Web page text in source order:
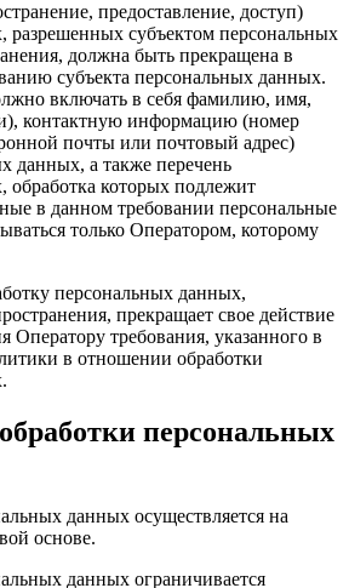
предоставление, доступ)
разрешенных субъектом персональных
должна быть прекращена в
субъекта персональных данных.
включать в себя фамилию, имя,
контактную информацию (номер
почты или почтовый адрес)
данных, а также перечень
обработка которых подлежит
в данном требовании персональные
только Оператором, которому
персональных данных,
прекращает свое действие
Оператору требования, указанного в
в отношении обработки
персональных
данных осуществляется на
основе.
данных ограничивается